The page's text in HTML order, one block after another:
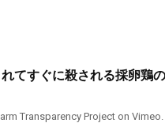
てすぐに殺される採卵鶏
Transparency Project on